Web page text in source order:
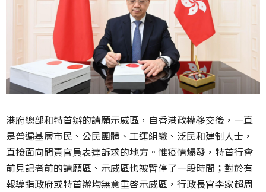
港府總部和特首辦的請願示威區，自香港政權移交後，一直
是普遍基層市民、公民團體、工運組織、泛民和建制人士，
直接面向問責官員表達訴求的地方。惟疫情爆發，特首行會
前見記者前的請願區、示威區也被暫停了一段時間；對於有
報導指政府或特首辦均無意重啓示威區，行政長官李家超周